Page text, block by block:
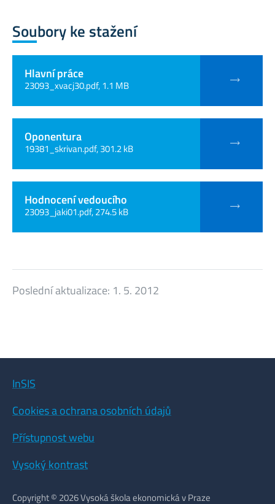
Soubory ke stažení
Hlavní práce
23093_xvacj30.pdf, 1.1 MB
Oponentura
19381_skrivan.pdf, 301.2 kB
Hodnocení vedoucího
23093_jaki01.pdf, 274.5 kB
Poslední aktualizace: 1. 5. 2012
InSIS
Cookies a ochrana osobních údajů
Přístupnost webu
Vysoký kontrast
Copyright © 2026 Vysoká škola ekonomická v Praze